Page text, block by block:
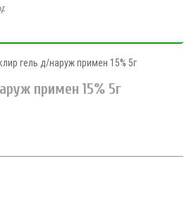
гель д/наруж примен 15% 5г
примен 15% 5г